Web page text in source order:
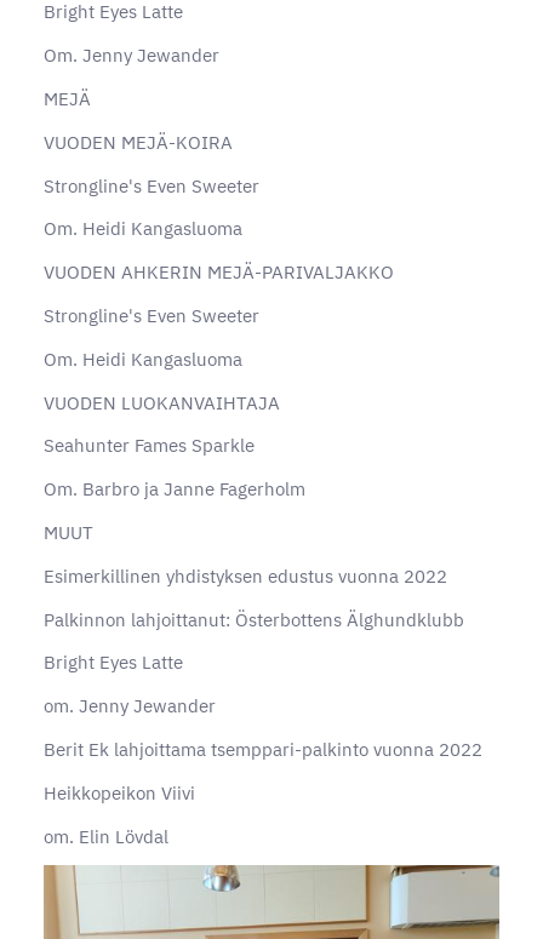
Bright Eyes Latte
Om. Jenny Jewander
MEJÄ
VUODEN MEJÄ-KOIRA
Strongline's Even Sweeter
Om. Heidi Kangasluoma
VUODEN AHKERIN MEJÄ-PARIVALJAKKO
Strongline's Even Sweeter
Om. Heidi Kangasluoma
VUODEN LUOKANVAIHTAJA
Seahunter Fames Sparkle
Om. Barbro ja Janne Fagerholm
MUUT
Esimerkillinen yhdistyksen edustus vuonna 2022
Palkinnon lahjoittanut: Österbottens Älghundklubb
Bright Eyes Latte
om. Jenny Jewander
Berit Ek lahjoittama tsemppari-palkinto vuonna 2022
Heikkopeikon Viivi
om. Elin Lövdal